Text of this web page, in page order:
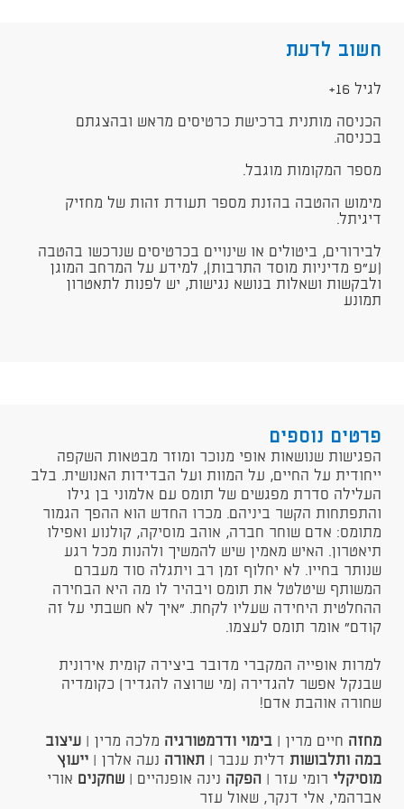
חשוב לדעת
​לגיל 16+
הכניסה מותנית ברכישת כרטיסים מראש ובהצגתם
בכניסה.
מספר המקומות מוגבל.
מימוש ההטבה בהזנת מספר תעודת זהות של מחזיק
דיגיתל.
לבירורים, ביטולים או שינויים בכרטיסים שנרכשו בהטבה
(ע"פ מדיניות מוסד התרבות), למידע על המרחב המוגן
ולבקשות ושאלות בנושא נגישות, יש לפנות לתאטרון
תמונע
פרטים נוספים
הפגישות שנושאות אופי מנוכר ומוזר מבטאות השקפה
ייחודית על החיים, על המוות ועל הבדידות האנושית. בלב
העלילה סדרת מפגשים של תומס עם אלמוני בן גילו
והתפתחות הקשר ביניהם. מכרו החדש הוא ההפך הגמור
מתומס: אדם שוחר חברה, אוהב מוסיקה, קולנוע ואפילו
תיאטרון. האיש מאמין שיש להמשיך ולהנות מכל רגע
שנותר בחייו. לא יחלוף זמן רב ויתגלה סוד מעברם
המשותף שיטלטל את תומס ויבהיר לו מה היא הבחירה
ההחלטית היחידה שעליו לקחת. "איך לא חשבתי על זה
קודם" אומר תומס לעצמו.
למרות אופייה המקברי מדובר ביצירה קומית אירונית
שבנקל אפשר להגדירה (מי שרוצה להגדיר) כקומדיה
שחורה אוהבת אדם!
מחזה חיים מרין | בימוי ודרמטורגיה מלכה מרין | עיצוב
במה ותלבושות דלית ענבר | תאורה נעה אלרן | ייעוץ
מוסיקלי רומי עזר | הפקה נינה אופנהיים | שחקנים אורי
אברהמי, אלי דנקר, שאול עזר